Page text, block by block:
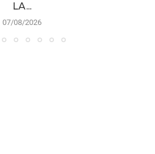
LA...
07/08/2026